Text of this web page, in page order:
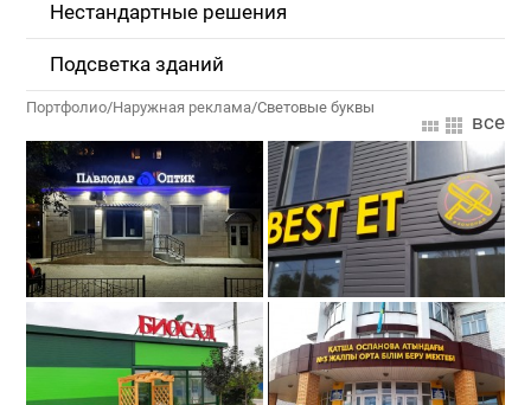
Нестандартные решения
Подсветка зданий
Портфолио/Наружная реклама/Световые буквы
все